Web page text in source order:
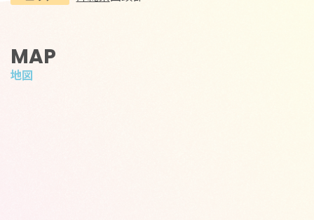
MAP
地図